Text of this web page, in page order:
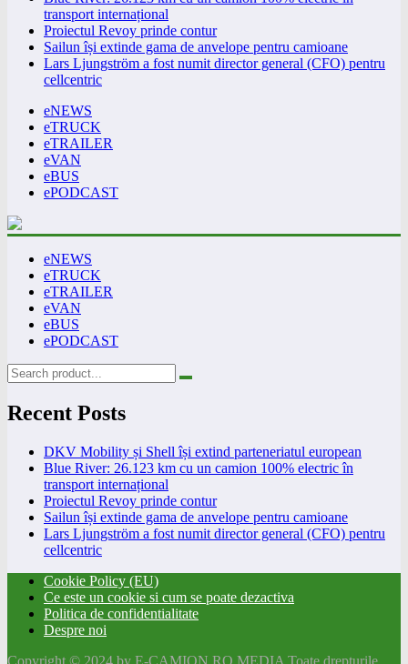
transport internațional
Proiectul Revoy prinde contur
Sailun își extinde gama de anvelope pentru camioane
Lars Ljungström a fost numit director general (CFO) pentru
cellcentric
eNEWS
eTRUCK
eTRAILER
eVAN
eBUS
ePODCAST
eNEWS
eTRUCK
eTRAILER
eVAN
eBUS
ePODCAST
Recent Posts
DKV Mobility și Shell își extind parteneriatul european
Blue River: 26.123 km cu un camion 100% electric în
transport internațional
Proiectul Revoy prinde contur
Sailun își extinde gama de anvelope pentru camioane
Lars Ljungström a fost numit director general (CFO) pentru
cellcentric
Cookie Policy (EU)
Ce este un cookie si cum se poate dezactiva
Politica de confidentialitate
Despre noi